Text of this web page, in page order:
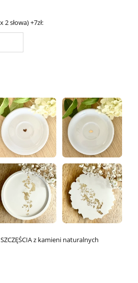
słowa) +7zł:
z kamieni naturalnych